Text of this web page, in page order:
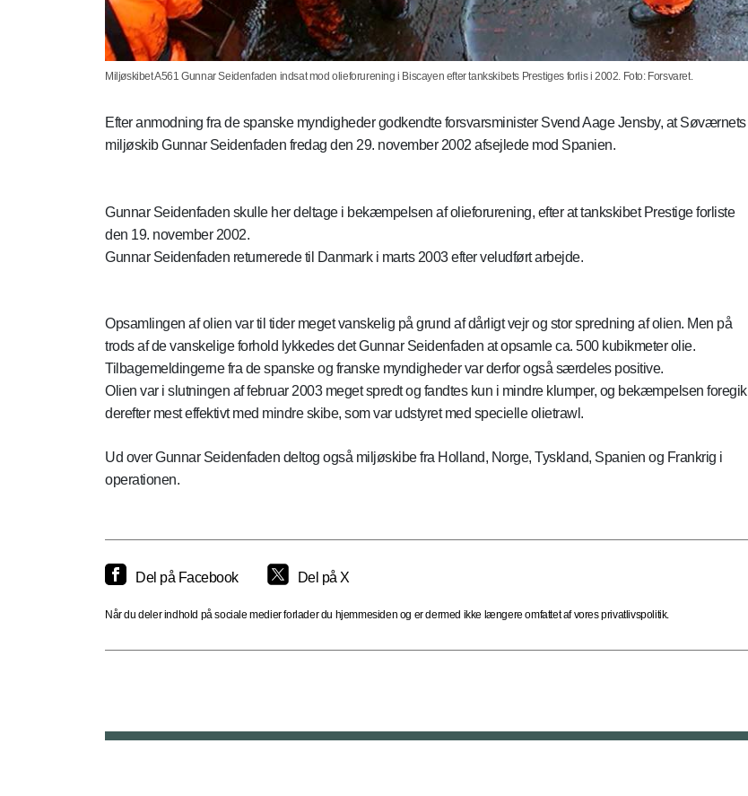
Miljøskibet A561 Gunnar Seidenfaden indsat mod olieforurening i Biscayen efter tankskibets Prestiges forlis i 2002. Foto: Forsvaret.
Efter anmodning fra de spanske myndigheder godkendte forsvarsminister Svend Aage Jensby, at Søværnets
miljøskib Gunnar Seidenfaden fredag den 29. november 2002 afsejlede mod Spanien.
Gunnar Seidenfaden skulle her deltage i bekæmpelsen af olieforurening, efter at tankskibet Prestige forliste
den 19. november 2002.
Gunnar Seidenfaden returnerede til Danmark i marts 2003 efter veludført arbejde.
Opsamlingen af olien var til tider meget vanskelig på grund af dårligt vejr og stor spredning af olien. Men på
trods af de vanskelige forhold lykkedes det Gunnar Seidenfaden at opsamle ca. 500 kubikmeter olie.
Tilbagemeldingerne fra de spanske og franske myndigheder var derfor også særdeles positive.
Olien var i slutningen af februar 2003 meget spredt og fandtes kun i mindre klumper, og bekæmpelsen foregik
derefter mest effektivt med mindre skibe, som var udstyret med specielle olietrawl.
Ud over Gunnar Seidenfaden deltog også miljøskibe fra Holland, Norge, Tyskland, Spanien og Frankrig i
operationen.
Del på Facebook Del på X
Når du deler indhold på sociale medier forlader du hjemmesiden og er dermed ikke længere omfattet af vores privatlivspolitik.